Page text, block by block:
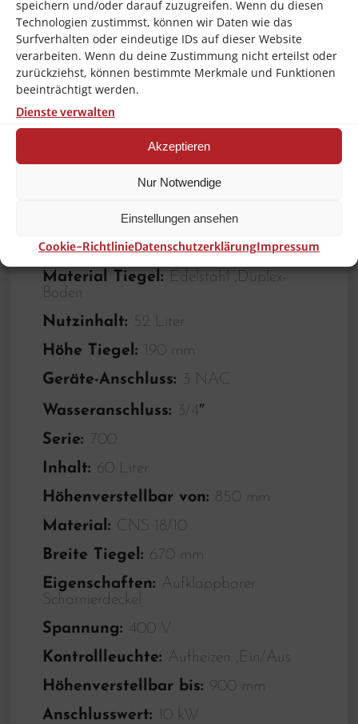
speichern und/oder darauf zuzugreifen. Wenn du diesen
Technologien zustimmst, können wir Daten wie das
Surfverhalten oder eindeutige IDs auf dieser Website
verarbeiten. Wenn du deine Zustimmung nicht erteilst oder
zurückziehst, können bestimmte Merkmale und Funktionen
beeinträchtigt werden.
Dienste verwalten
Akzeptieren
Nur Notwendige
Einstellungen ansehen
Cookie-RichtlinieDatenschutzerklärungImpressum
anspruchsvolle Haushalte, da dieser
Hersteller sehr robuste, hochwertige und
leicht zu reinigende Produkte herstellt. Bei
diesem Artikel kann man sicher sein, das
man ein langlebiges Produkt erwirbt,
welches auch hohen Anforderungen
gerecht wird! Bartscher für Gastronomie
und qualitätsbewusste Anwendung!!!
Bartscher
Frequenz:50 Hz
Material Tiegel:
Edelstahl ,Duplex-
Boden
Nutzinhalt: 52 Liter
Höhe Tiegel: 190 mm
Geräte-Anschluss: 3 NAC
Wasseranschluss: 3/4″
Serie: 700
Inhalt: 60 Liter
Höhenverstellbar von: 850 mm
Material: CNS 18/10
Breite Tiegel: 670 mm
Eigenschaften: Aufklappbarer
Scharnierdeckel
Spannung: 400 V
Kontrollleuchte: Aufheizen ,Ein/Aus
Höhenverstellbar bis: 900 mm
Anschlusswert: 10 kW